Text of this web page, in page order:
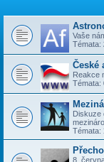
Vaše
Témata:
České
Reakce
Témata:
Diskuze
Témata:
8.